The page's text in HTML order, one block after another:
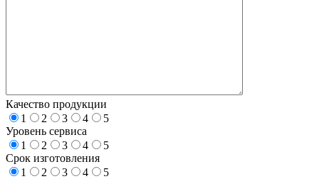
Качество продукции
1
2 3 4
5
Уровень сервиса
1
2 3 4
5
Срок изготовления
1
2 3 4
5